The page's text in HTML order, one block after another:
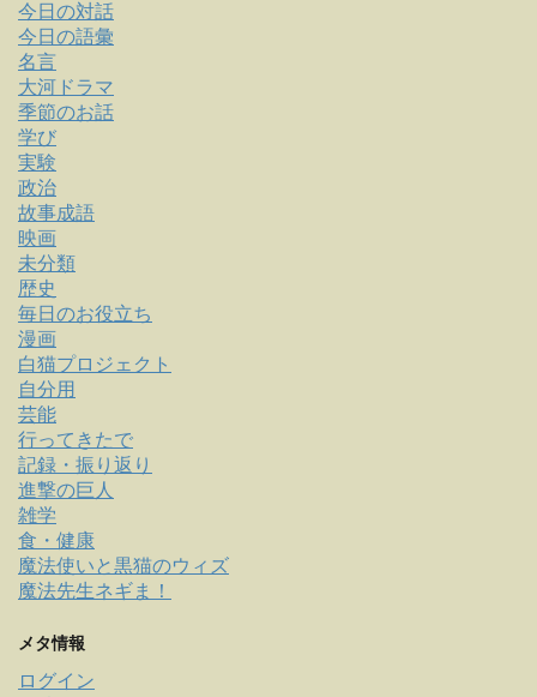
今日の対話
今日の語彙
名言
大河ドラマ
季節のお話
学び
実験
政治
故事成語
映画
未分類
歴史
毎日のお役立ち
漫画
白猫プロジェクト
自分用
芸能
行ってきたで
記録・振り返り
進撃の巨人
雑学
食・健康
魔法使いと黒猫のウィズ
魔法先生ネギま！
メタ情報
ログイン